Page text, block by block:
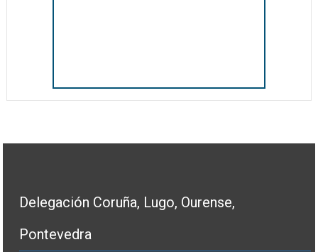
Delegación Coruña, Lugo, Ourense,
Pontevedra